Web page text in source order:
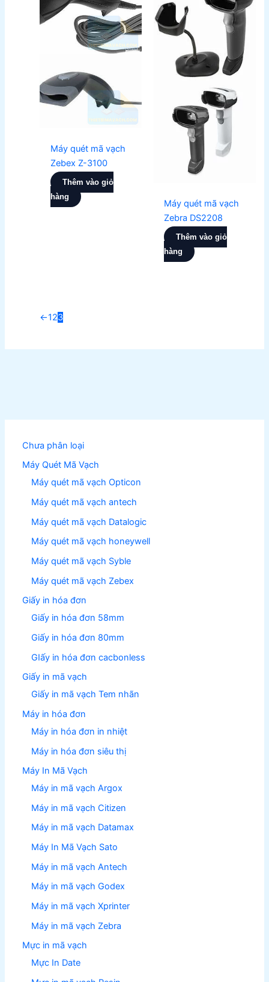
Chưa phân loại
Máy Quét Mã Vạch
Máy quét mã vạch Opticon
Máy quét mã vạch antech
Máy quét mã vạch Datalogic
Máy quét mã vạch honeywell
Máy quét mã vạch Syble
Máy quét mã vạch Zebex
Giấy in hóa đơn
Giấy in hóa đơn 58mm
Giấy in hóa đơn 80mm
GIấy in hóa đơn cacbonless
Giấy in mã vạch
Giấy in mã vạch Tem nhãn
Máy in hóa đơn
Máy in hóa đơn in nhiệt
Máy in hóa đơn siêu thị
Máy In Mã Vạch
Máy in mã vạch Argox
Máy in mã vạch Citizen
Máy in mã vạch Datamax
Máy In Mã Vạch Sato
Máy in mã vạch Antech
Máy in mã vạch Godex
Máy in mã vạch Xprinter
Máy in mã vạch Zebra
Mực in mã vạch
Mực In Date
Máy quét mã vạch
Zebex Z-3100
Thêm vào giỏ
hàng
Máy quét mã vạch
Zebra DS2208
Thêm vào giỏ
hàng
←123